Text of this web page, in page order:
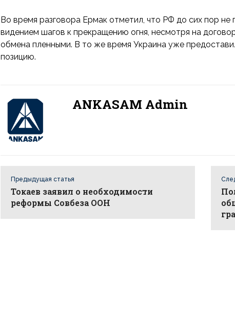
Во время разговора Ермак отметил, что РФ до сих пор
видением шагов к прекращению огня, несмотря на
обмена пленными. В то же время Украина уже
позицию.
ANKASAM Admin
Предыдущая статья
Токаев заявил о необходимости
реформы Совбеза ООН